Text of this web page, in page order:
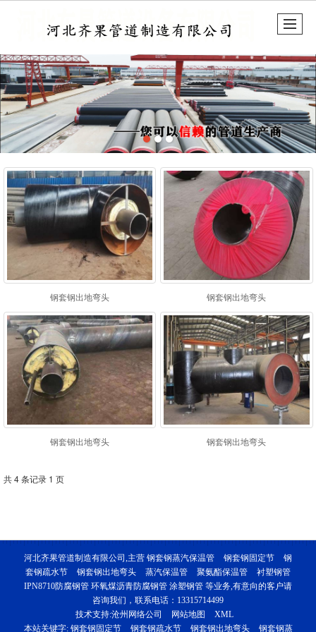
很遗憾，因您的浏览器版本过低导致无法获得最佳浏览体验，推荐下载安装谷歌浏览器！
钢套钢出地弯头 钢套钢出地弯头
钢套钢出地弯头 钢套钢出地弯头
共 4 条记录 1 页
河北齐果管道制造有限公司,主营 钢套钢蒸汽保温管 钢套钢固定节
钢
套钢疏水节
钢套钢出地弯头 蒸汽保温管 聚氨酯保温管
衬塑钢管
IPN8710防腐钢管 环氧煤沥青防腐钢管 涂塑钢管 等业务,有意向的客户请
咨询我们，联系电话：13315714499
技术支持:沧州网络公司 网站地图
XML
本站关键字: 钢套钢固定节 钢套钢疏水节 钢套钢出地弯头 钢套钢蒸